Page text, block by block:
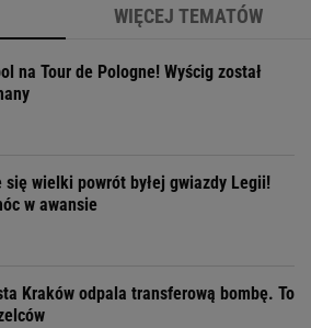
WIĘCEJ TEMATÓW
na Tour de Pologne! Wyścig został
się wielki powrót byłej gwiazdy Legii!
w awansie
Kraków odpala transferową bombę. To